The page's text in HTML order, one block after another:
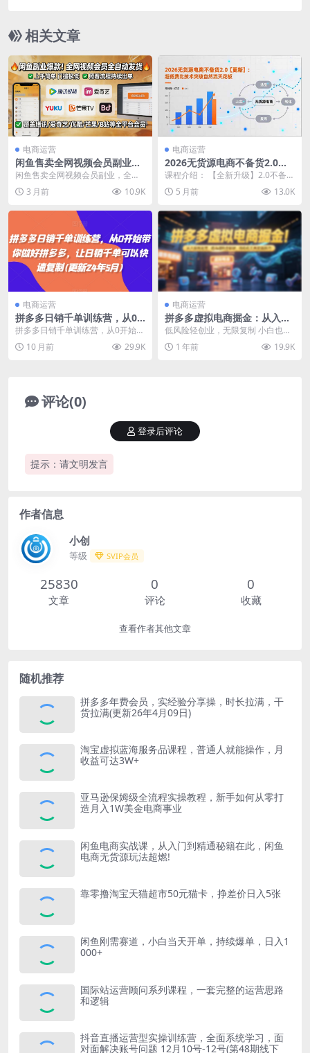
相关文章
电商运营
闲鱼售卖全网视频会员副业，
全自动发货，上手简单、门槛
闲鱼售卖全网视频会员副业，全自
动发货，上手简单、门槛极低，照
着流程就能持续出单 ...
3 月前 10.9K
电商运营
2026无货源电商不备货2.0
【更新-3月】：超低费比技术
润1-3万元
课程介绍： 【全新升级】2.0不备货
模式实战课程 不止是升级，是进
化！全新电商课...
5 月前 13.0K
电商运营
拼多多日销千单训练营，从0
开始带你做好拼多多，让日销
月)
拼多多日销千单训练营，从0开始带
你做好拼多多，让日销千单可以快
速复制(更新25年...
10 月前 29.9K
电商运营
拼多多虚拟电商掘金：从入驻
到运营，选品避坑全解析，自
低风险轻创业，无限复制 小白也能
精通虚拟电商 从选品+技术+运营
+避坑 指南-成...
1 年前 19.9K
评论(0)
提示：请文明发言
登录后评论
作者信息
小创
等级 SVIP会员
25830
文章
0
评论
0
收藏
查看作者其他文章
随机推荐
拼多多年费会员，实经验分享操，时长拉满，干
货拉满(更新26年4月09日)
淘宝虚拟蓝海服务品课程，普通人就能操作，月
收益可达3W+
亚马逊保姆级全流程实操教程，新手如何从零打
造月入1W美金电商事业
闲鱼电商实战课，从入门到精通秘籍在此，闲鱼
电商无货源玩法超燃!
靠零撸淘宝天猫超市50元猫卡，挣差价日入5张
闲鱼刚需赛道，小白当天开单，持续爆单，日入1
000+
国际站运营顾问系列课程，一套完整的运营思路
和逻辑
抖音直播运营型实操训练营，全面系统学习，面
对面解决账号问题 12月10号-12号(第48期线下